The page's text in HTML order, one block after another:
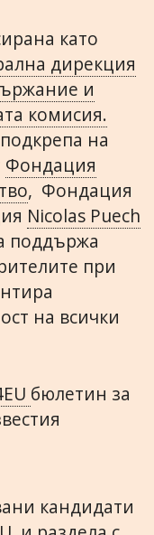
като
дирекция
и
комисия.
на
Фондация
, Фондация
Nicolas Puech
поддържа
при
на всички
бюлетин за
кандидати